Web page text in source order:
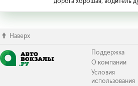
Наверх
Поддержка
О компании
Условия
использования